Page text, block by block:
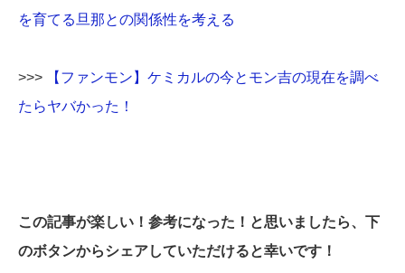
を育てる旦那との関係性を考える
>>>
【ファンモン】ケミカルの今とモン吉の現在を調べ
たらヤバかった！
この記事が楽しい！参考になった！と思いましたら、下
のボタンからシェアしていただけると幸いです！